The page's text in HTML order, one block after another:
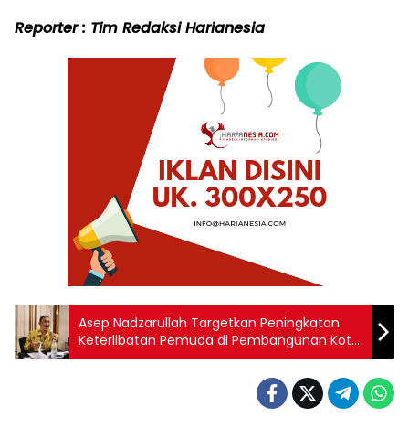
Reporter : Tim Redaksi Harianesia
Asep Nadzarullah Targetkan Peningkatan
Keterlibatan Pemuda di Pembangunan Kota
Bogor